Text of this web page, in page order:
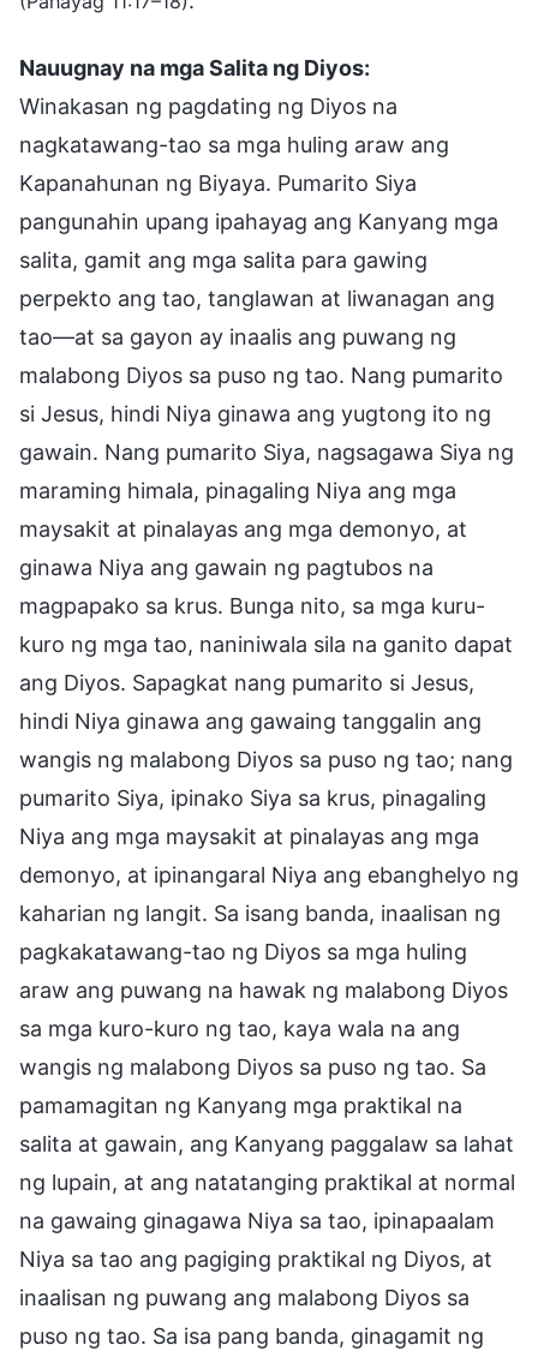
Nauugnay na mga Salita ng Diyos:
Winakasan ng pagdating ng Diyos na
nagkatawang-tao sa mga huling araw ang
Kapanahunan ng Biyaya. Pumarito Siya
pangunahin upang ipahayag ang Kanyang mga
salita, gamit ang mga salita para gawing
perpekto ang tao, tanglawan at liwanagan ang
tao—at sa gayon ay inaalis ang puwang ng
malabong Diyos sa puso ng tao. Nang pumarito
si Jesus, hindi Niya ginawa ang yugtong ito ng
gawain. Nang pumarito Siya, nagsagawa Siya ng
maraming himala, pinagaling Niya ang mga
maysakit at pinalayas ang mga demonyo, at
ginawa Niya ang gawain ng pagtubos na
magpapako sa krus. Bunga nito, sa mga kuru-
kuro ng mga tao, naniniwala sila na ganito dapat
ang Diyos. Sapagkat nang pumarito si Jesus,
hindi Niya ginawa ang gawaing tanggalin ang
wangis ng malabong Diyos sa puso ng tao; nang
pumarito Siya, ipinako Siya sa krus, pinagaling
Niya ang mga maysakit at pinalayas ang mga
demonyo, at ipinangaral Niya ang ebanghelyo ng
kaharian ng langit. Sa isang banda, inaalisan ng
pagkakatawang-tao ng Diyos sa mga huling
araw ang puwang na hawak ng malabong Diyos
sa mga kuro-kuro ng tao, kaya wala na ang
wangis ng malabong Diyos sa puso ng tao. Sa
pamamagitan ng Kanyang mga praktikal na
salita at gawain, ang Kanyang paggalaw sa lahat
ng lupain, at ang natatanging praktikal at normal
na gawaing ginagawa Niya sa tao, ipinapaalam
Niya sa tao ang pagiging praktikal ng Diyos, at
inaalisan ng puwang ang malabong Diyos sa
puso ng tao. Sa isa pang banda, ginagamit ng